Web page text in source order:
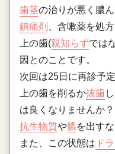
歯茎の治りが悪く膿ん
鎮痛剤
、含嗽薬を処
上の歯(親知らずでは
因とのことです。
次回は25日に再診予定
上の歯を削るか抜歯
は良くなりませんか？
抗生物質や膿を出す
また、この状態は ド